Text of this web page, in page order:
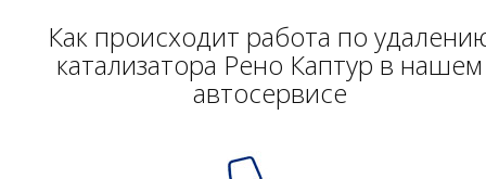
Как происходит работа по
катализатора Рено Каптур в нашем
автосервисе